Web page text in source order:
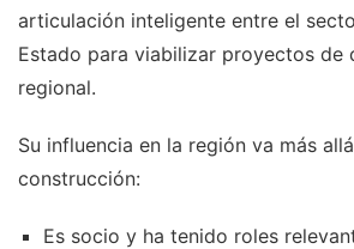
articulación inteligente entre el
Estado para viabilizar proyectos de
regional.
Su influencia en la región va más
construcción:
Es socio y ha tenido roles